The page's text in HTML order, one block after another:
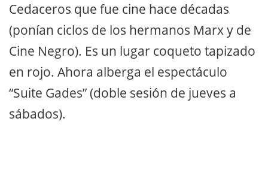
Cedaceros que fue cine hace décadas
(ponían ciclos de los hermanos Marx y de
Cine Negro). Es un lugar coqueto tapizado
en rojo. Ahora alberga el espectáculo
“Suite Gades” (doble sesión de jueves a
sábados).